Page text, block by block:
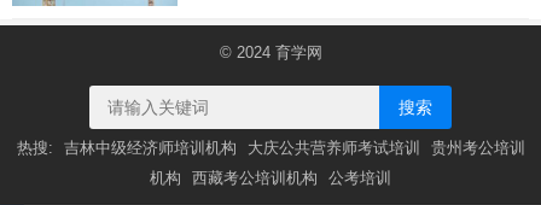
© 2024 育学网
搜索
热搜: 吉林中级经济师培训机构 大庆公共营养师考试培训
贵州考公培训
机构
西藏考公培训机构 公考培训